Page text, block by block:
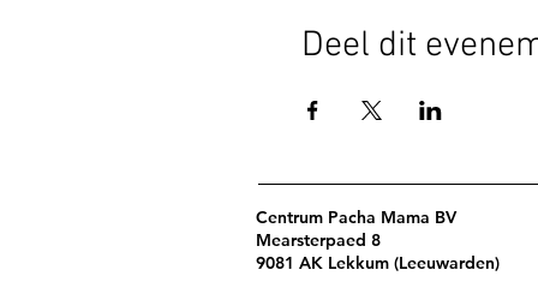
Deel dit
Centrum Pacha Mama BV
Mearsterpaed 8
9081 AK Lekkum (Leeuwarden)